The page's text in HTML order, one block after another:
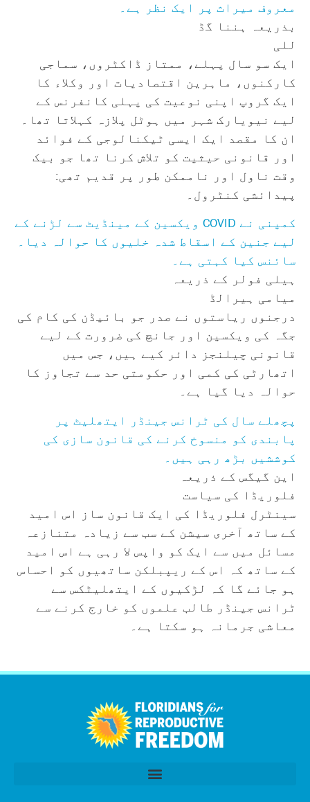
معروف میراث پر ایک نظر ہے۔
بذریعہ ہننا گڈ
للی
ایک سو سال پہلے، ممتاز ڈاکٹروں، سماجی
کارکنوں، ماہرین اقتصادیات اور وکلاء کا
ایک گروپ اپنی نوعیت کی پہلی کانفرنس کے
لیے نیویارک شہر میں ہوٹل پلازہ کہلاتا تھا۔
ان کا مقصد ایک ایسی ٹیکنالوجی کے فوائد
اور قانونی حیثیت کو تلاش کرنا تھا جو بیک
وقت ناول اور ناممکن طور پر قدیم تھی:
پیدائشی کنٹرول۔
کمپنی نے COVID ویکسین کے مینڈیٹ سے لڑنے کے
لیے جنین کے اسقاط شدہ خلیوں کا حوالہ دیا۔
سائنس کیا کہتی ہے۔
ہیلی فولر کے ذریعہ
میامی ہیرالڈ
درجنوں ریاستوں نے صدر جو بائیڈن کی کام کی
جگہ کی ویکسین اور جانچ کی ضرورت کے لیے
قانونی چیلنجز دائر کیے ہیں، جس میں
اتھارٹی کی کمی اور حکومتی حد سے تجاوز کا
حوالہ دیا گیا ہے۔
پچھلے سال کی ٹرانس جینڈر ایتھلیٹ پر
پابندی کو منسوخ کرنے کی قانون سازی کی
کوششیں بڑھ رہی ہیں۔
این گیگس کے ذریعہ
فلوریڈا کی سیاست
سینٹرل فلوریڈا کی ایک قانون ساز اس امید
کے ساتھ آخری سیشن کے سب سے زیادہ متنازعہ
مسائل میں سے ایک کو واپس لا رہی ہے اس امید
کے ساتھ کہ اس کے ریپبلکن ساتھیوں کو احساس
ہو جائے گا کہ لڑکیوں کے ایتھلیٹکس سے
ٹرانس جینڈر طالب علموں کو خارج کرنے سے
معاشی جرمانہ ہو سکتا ہے۔